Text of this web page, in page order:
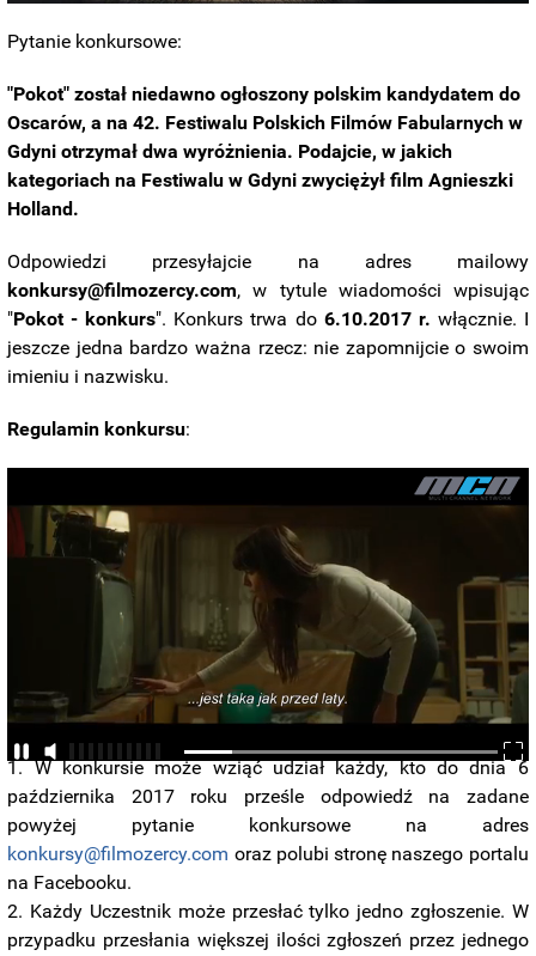
Pytanie konkursowe:
"Pokot" został niedawno ogłoszony polskim kandydatem do
Oscarów, a na 42. Festiwalu Polskich Filmów Fabularnych w
Gdyni otrzymał dwa wyróżnienia. Podajcie, w jakich
kategoriach na Festiwalu w Gdyni zwyciężył film Agnieszki
Holland.
Odpowiedzi przesyłajcie na adres mailowy
konkursy@filmozercy.com, w tytule wiadomości wpisując
"Pokot - konkurs". Konkurs trwa do 6.10.2017 r. włącznie. I
jeszcze jedna bardzo ważna rzecz: nie zapomnijcie o swoim
imieniu i nazwisku.
Regulamin konkursu:
W konkursie może wziąć udział każdy, kto do dnia 6
października 2017 roku prześle odpowiedź na zadane
powyżej pytanie konkursowe na adres
konkursy@filmozercy.com oraz polubi stronę naszego portalu
na Facebooku.
Każdy Uczestnik może przesłać tylko jedno zgłoszenie. W
przypadku przesłania większej ilości zgłoszeń przez jednego